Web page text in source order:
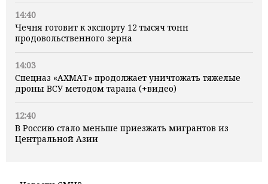
14:40
Чечня готовит к экспорту 12 тысяч тонн
продовольственного зерна
14:03
Спецназ «АХМАТ» продолжает уничтожать тяжелые
дроны ВСУ методом тарана (+видео)
12:40
В Россию стало меньше приезжать мигрантов из
Центральной Азии